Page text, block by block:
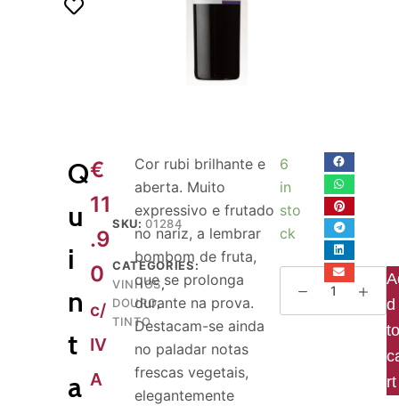
Q
u
i
n
t
a
€
11
.9
0
c/
IV
A
SKU:01284
CATEGORIES:
VINHOS,
DOURO,
TINTO
Cor rubi brilhante e
aberta. Muito
expressivo e frutado
no nariz, a lembrar
bombom de fruta,
que se prolonga
durante na prova.
Destacam-se ainda
no paladar notas
frescas vegetais,
elegantemente
6
in
sto
ck
d
rt